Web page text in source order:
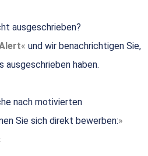
ausgeschrieben?
und wir benachrichtigen Sie,
ausgeschrieben haben.
nach motivierten
Sie sich direkt bewerben: